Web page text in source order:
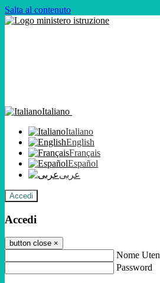
Salta al contenuto
Italiano
Italiano
English
Français
Español
عربى
Accedi
Accedi
button close ×
Nome
Password